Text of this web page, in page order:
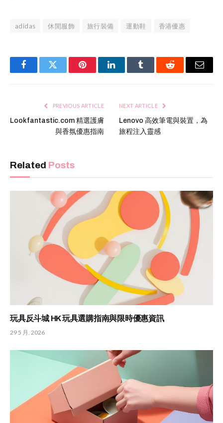
adidas 休閒服飾 旅行裝備 運動鞋 香港優惠
FacebookTwitter PinterestLinkedInTumblr Reddit Email
PREVIOUS ARTICLE
Lookfantastic.com 精選護膚
與香氛優惠指南
NEXT ARTICLE
Lenovo 高效筆電與裝置，為
旅程注入靈感
Related Posts
玩具反斗城 HK 玩具選購指南與限時優惠資訊
29 5 月, 2026